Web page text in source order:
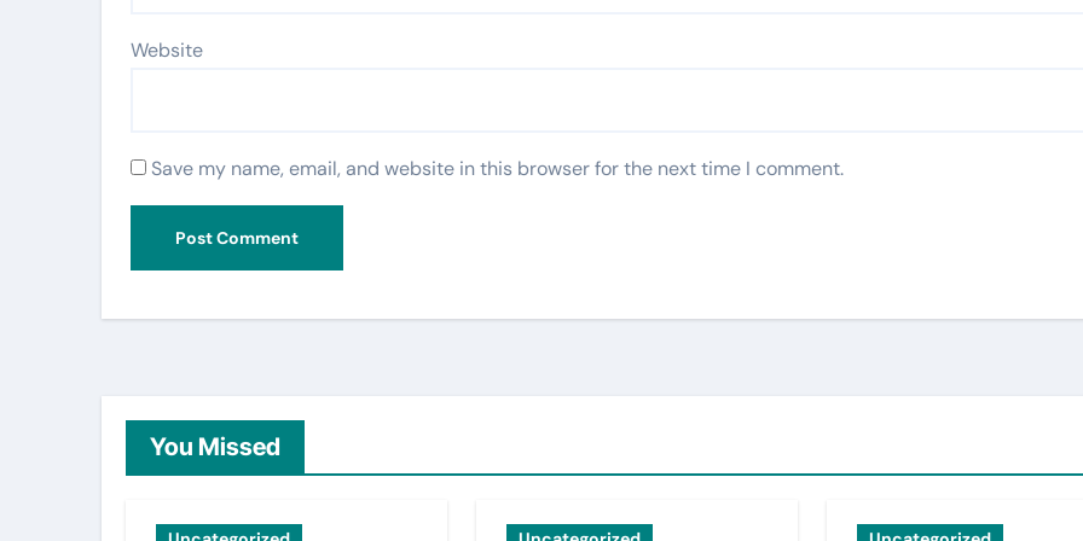
Website
Save my name, email, and website in this browser for the next time I comment.
You Missed